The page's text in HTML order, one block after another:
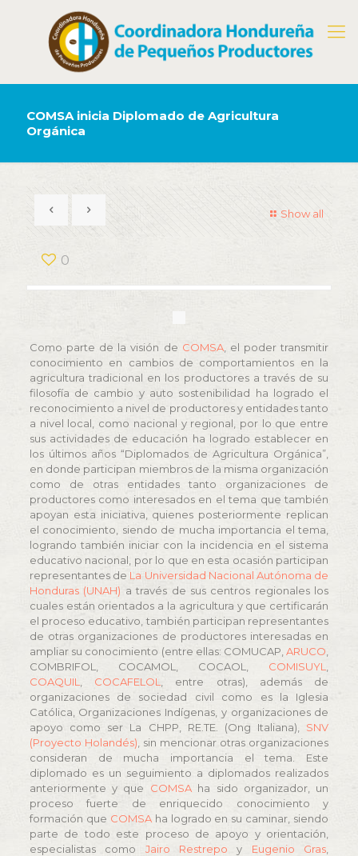
COMSA inicia Diplomado de Agricultura
Orgánica
Show all
0
Como parte de la visión de COMSA, el poder transmitir
conocimiento en cambios de comportamientos en la
agricultura tradicional en los productores a través de su
filosofía de cambio y auto sostenibilidad ha logrado el
reconocimiento a nivel de productores y entidades tanto
a nivel local, como nacional y regional, por lo que entre
sus actividades de educación ha logrado establecer en
los últimos años “Diplomados de Agricultura Orgánica”,
en donde participan miembros de la misma organización
como de otras entidades tanto organizaciones de
productores como interesados en el tema que también
apoyan esta iniciativa, quienes posteriormente replican
el conocimiento, siendo de mucha importancia el tema,
logrando también iniciar con la incidencia en el sistema
educativo nacional, por lo que en esta ocasión participan
representantes de La Universidad Nacional Autónoma de
Honduras (UNAH) a través de sus centros regionales los
cuales están orientados a la agricultura y que certificarán
el proceso educativo, también participan representantes
de otras organizaciones de productores interesadas en
ampliar su conocimiento (entre ellas: COMUCAP,ARUCO
COMBRIFOL, COCAMOL, COCAOL, COMISUYL
COAQUIL
COCAFELOL
, entre otras), además de
organizaciones de sociedad civil como es la Iglesia
Católica, Organizaciones Indígenas, y organizaciones de
apoyo como ser La CHPP, RE.TE. (Ong Italiana), SNV
(Proyecto Holandés) , sin mencionar otras organizaciones
consideran de mucha importancia el tema. Este
diplomado es un seguimiento a diplomados realizados
anteriormente y que COMSA ha sido organizador, un
proceso fuerte de enriquecido conocimiento y
formación que COMSAha logrado en su caminar, siendo
parte de todo este proceso de apoyo y orientación,
especialistas como Jairo Restrepo y Eugenio Gras